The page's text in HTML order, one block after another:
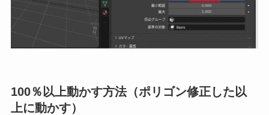
100％以上動かす方法（ポリゴン修正した以
上に動かす）